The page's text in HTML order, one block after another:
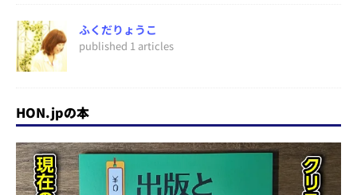
ふくだりょうこ
published 1 articles
HON.jpの本